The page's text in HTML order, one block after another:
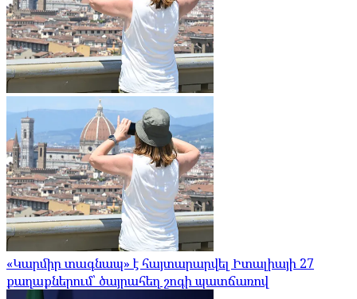
«Կարմիր տագնապ» է հայտարարվել Իտալիայի 27
քաղաքներում՝ ծայրահեղ շոգի պատճառով